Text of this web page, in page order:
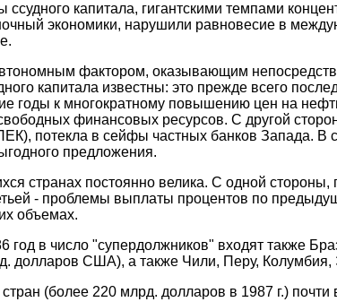
ссудного капитала, гигантскими темпами
экономики, нарушили равновесие в
фактором, оказывающим
капитала известны: это прежде всего
годы к многократному повышению цен на
финансовых ресурсов. С другой
потекла в сейфы частных банков Запада. В
предложения.
странах постоянно велика. С одной
- проблемы выплаты процентов по
объемах.
год в число "супердолжников" входят также
США), а также Чили, Перу, Колумбия,
(более 220 млрд. долларов в 1987 г.)